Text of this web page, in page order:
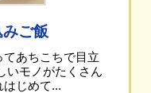
ご飯
あちこちで目立
いモノがたくさん
はじめて...